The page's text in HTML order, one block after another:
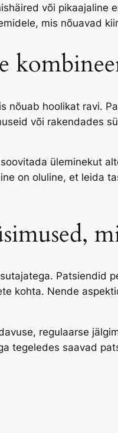
või pikaajaline
mis nõuavad
nõuab hoolikat ravi.
või rakendades
üleminekut
on oluline, et leida
Patsiendid
kohta. Nende
regulaarse
tegeledes saavad